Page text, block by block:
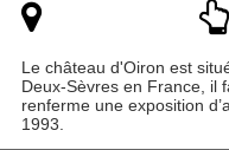
Le château d'Oiron est
Deux-Sèvres en France, il
renferme une exposition
1993.